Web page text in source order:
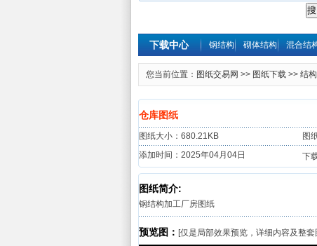
下载中心 钢结构 砌体结构 混合结
您当前位置： 图纸交易网 >> 图纸下载 >> 结
仓库图纸
图纸大小：680.21KB 图
添加时间：2025年04月04日
下
图纸简介:
钢结构加工厂房图纸
预览图： [仅是局部效果预览，详细内容及整